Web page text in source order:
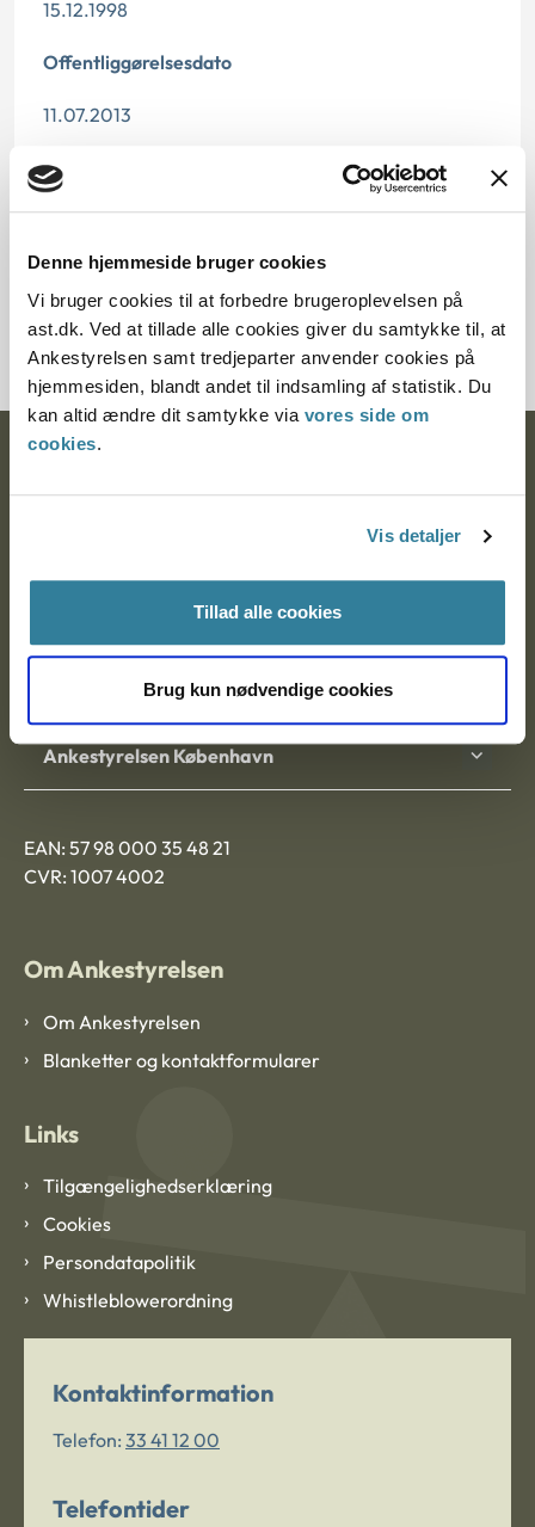
Denne hjemmeside bruger cookies
Vi bruger cookies til at forbedre brugeroplevelsen på
ast.dk. Ved at tillade alle cookies giver du samtykke til, at
Ankestyrelsen samt tredjeparter anvender cookies på
hjemmesiden, blandt andet til indsamling af statistik. Du
kan altid ændre dit samtykke via vores side om
cookies.
Vis detaljer
Tillad alle cookies
Brug kun nødvendige cookies
15.12.1998
Offentliggørelsesdato
11.07.2013
Paragraf
§ 5 § 7 § 43 § 9 § 73
Journalnummer
201679-96
Ankestyrelsen Aalborg
Ankestyrelsen København
EAN: 57 98 000 35 48 21
CVR: 1007 4002
Om Ankestyrelsen
Om Ankestyrelsen
Blanketter og kontaktformularer
Links
Tilgængelighedserklæring
Cookies
Persondatapolitik
Whistleblowerordning
Kontaktinformation
Telefon: 33 41 12 00
Telefontider